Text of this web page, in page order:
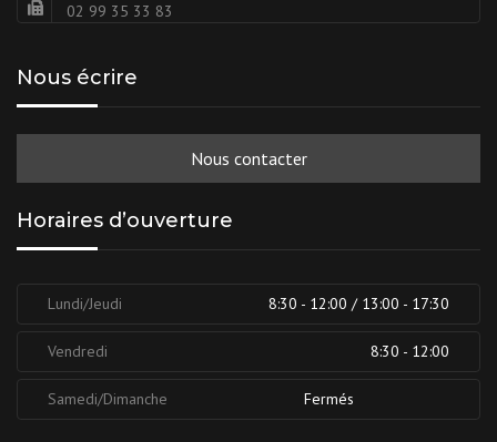
02 99 35 33 83
Nous écrire
Nous contacter
Horaires d’ouverture
Lundi/Jeudi 8:30 - 12:00 / 13:00 - 17:30
Vendredi 8:30 - 12:00
Samedi/Dimanche Fermés